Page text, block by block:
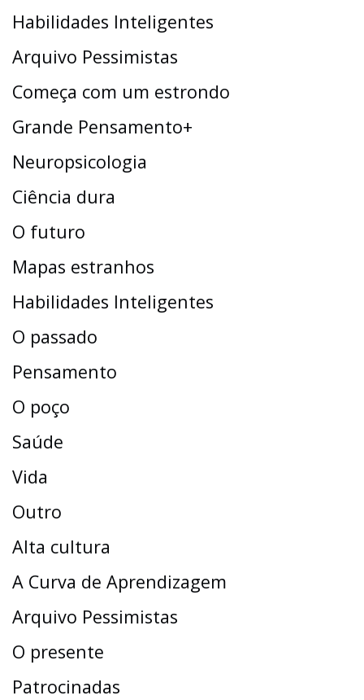
Habilidades Inteligentes
Arquivo Pessimistas
Começa com um estrondo
Grande Pensamento+
Neuropsicologia
Ciência dura
O futuro
Mapas estranhos
Habilidades Inteligentes
O passado
Pensamento
O poço
Saúde
Vida
Outro
Alta cultura
A Curva de Aprendizagem
Arquivo Pessimistas
O presente
Patrocinadas